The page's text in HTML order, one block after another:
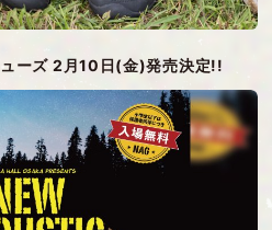
ーズ 2月10日(金)発売決定!!